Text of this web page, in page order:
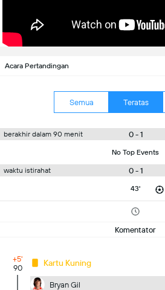
Acara Pertandingan
Semua Teratas
berakhir dalam 90 menit 0 - 1
No Top Events
waktu istirahat 0 - 1
43'
Komentator
+5'
90
Kartu Kuning
Bryan Gil